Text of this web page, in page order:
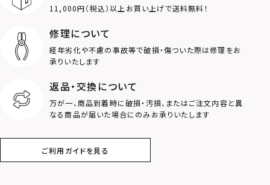
コイン フェザー
スター ホースシュー
アラベスク スクロール
11,000円（税込）以上お買い上げで送料無料！
修理について
経年劣化や不慮の事故等で破損・傷ついた際は修理をお
承りいたします
返品・交換について
万が一、商品到着時に破損・汚損、またはご注文内容と異
なる商品が届いた場合にのみお承りいたします
ご利用ガイドを見る